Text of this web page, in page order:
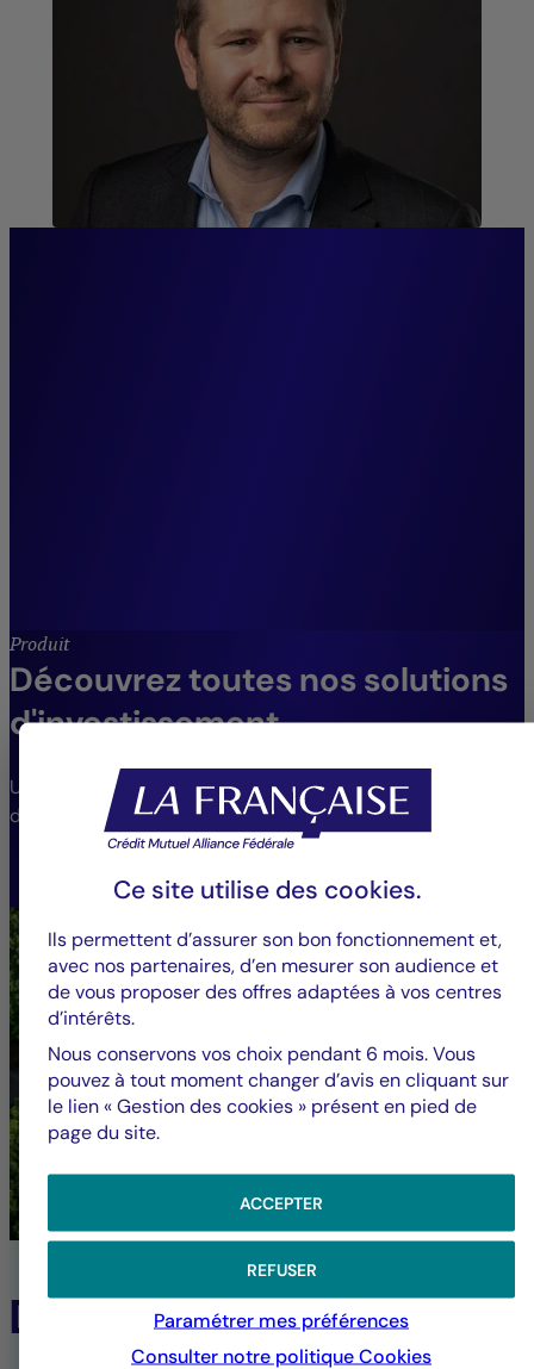
Produit
Découvrez toutes nos solutions
d'investissement
Une gamme de fonds étendue pour répondre aux
différents besoins et profils de risque.
VOIR LES FONDS
Durabilité
Ce site utilise des cookies.
Ils permettent d’assurer son bon fonctionnement et,
avec nos partenaires, d’en mesurer son audience et
de vous proposer des offres adaptées à vos centres
d’intérêts.
Nous conservons vos choix pendant 6 mois. Vous
pouvez à tout moment changer d’avis en cliquant sur
le lien « Gestion des cookies » présent en pied de
page du site.
ACCEPTER
REFUSER
Paramétrer mes préférences
Consulter notre politiqueCookies